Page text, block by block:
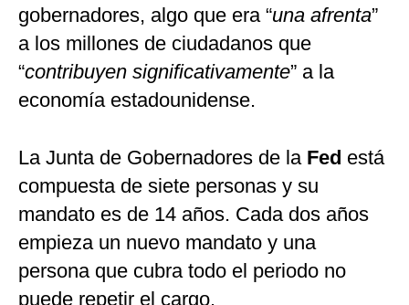
gobernadores, algo que era “una afrenta”
a los millones de ciudadanos que
“contribuyen significativamente” a la
economía estadounidense.
La Junta de Gobernadores de la Fed está
compuesta de siete personas y su
mandato es de 14 años. Cada dos años
empieza un nuevo mandato y una
persona que cubra todo el periodo no
puede repetir el cargo.